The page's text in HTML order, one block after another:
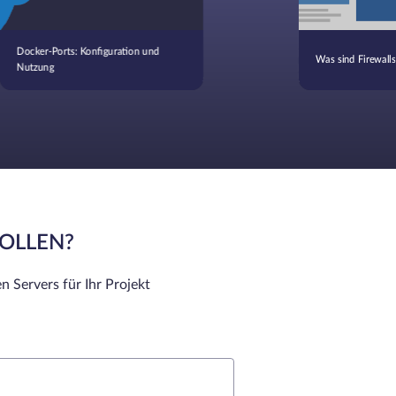
Docker-Ports: Konfiguration und
Nutzung
Was sind Firewalls
Servers für Ihr Projekt